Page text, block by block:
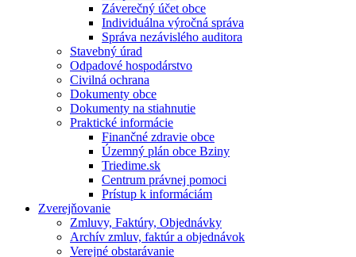
Záverečný účet obce
Individuálna výročná správa
Správa nezávislého auditora
Stavebný úrad
Odpadové hospodárstvo
Civilná ochrana
Dokumenty obce
Dokumenty na stiahnutie
Praktické informácie
Finančné zdravie obce
Územný plán obce Bziny
Triedime.sk
Centrum právnej pomoci
Prístup k informáciám
Zverejňovanie
Zmluvy, Faktúry, Objednávky
Archív zmluv, faktúr a objednávok
Verejné obstarávanie